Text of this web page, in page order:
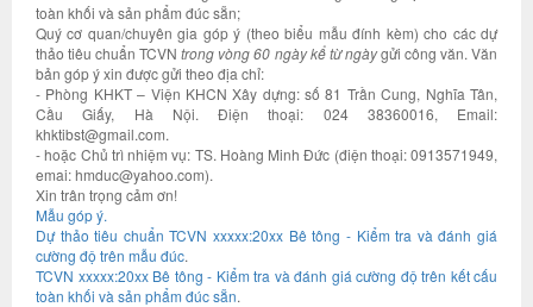
toàn khối và sản phẩm đúc sẵn;
Quý cơ quan/chuyên gia góp ý (theo biểu mẫu đính kèm) cho các dự
thảo tiêu chuẩn TCVNtrong vòng 60 ngày kể từ ngàygửi công văn. Văn
bản góp ý xin được gửi theo địa chỉ:
- Phòng KHKT – Viện KHCN Xây dựng: số 81 Trần Cung, Nghĩa Tân,
Cầu Giấy, Hà Nội. Điện thoại: 024 38360016, Email:
khktibst@gmail.com.
- hoặc Chủ trì nhiệm vụ: TS. Hoàng Minh Đức (điện thoại: 0913571949,
emai: hmduc@yahoo.com).
Xin trân trọng cảm ơn!
Mẫu góp ý.
Dự thảo tiêu chuẩn TCVN xxxxx:20xx Bê tông - Kiểm tra và đánh giá
cường độ trên mẫu đúc.
TCVN xxxxx:20xx Bê tông - Kiểm tra và đánh giá cường độ trên kết cấu
toàn khối và sản phẩm đúc sẵn.